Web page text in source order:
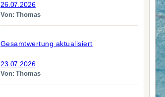
26.07.2026
Von: Thomas
Gesamtwertung aktualisiert
23.07.2026
Von: Thomas